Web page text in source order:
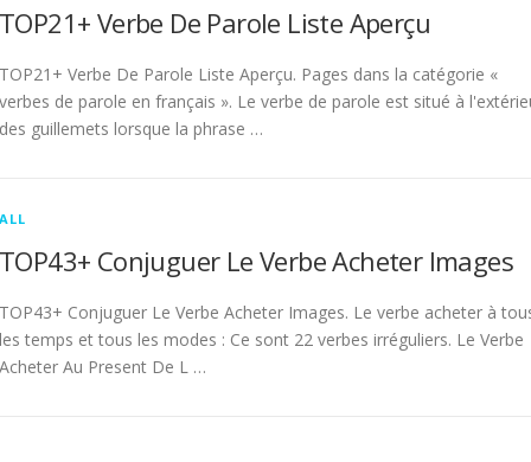
TOP21+ Verbe De Parole Liste Aperçu
TOP21+ Verbe De Parole Liste Aperçu. Pages dans la catégorie «
verbes de parole en français ». Le verbe de parole est situé à
des guillemets lorsque la phrase …
ALL
TOP43+ Conjuguer Le Verbe Acheter Images
TOP43+ Conjuguer Le Verbe Acheter Images. Le verbe acheter à
les temps et tous les modes : Ce sont 22 verbes irréguliers. Le Verbe
Acheter Au Present De L …